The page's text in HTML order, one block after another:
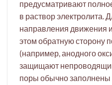
предусматривают
в раствор электролита.
направления движения
этом обратную сторону
(например, анодного
защищают
поры обычно заполнены